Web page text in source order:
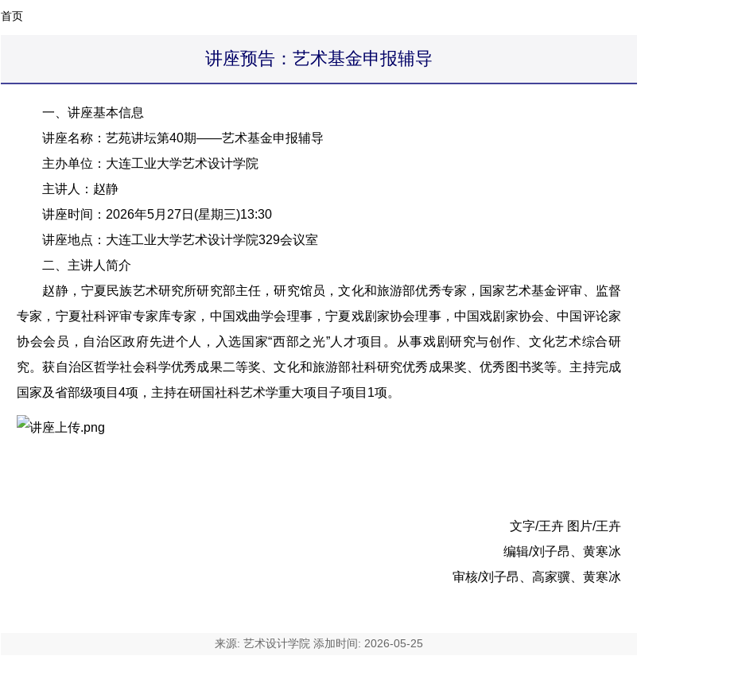
首页
讲座预告：艺术基金申报辅导
一、讲座基本信息
讲座名称：艺苑讲坛第40期——艺术基金申报辅导
主办单位：大连工业大学艺术设计学院
主讲人：赵静
讲座时间：2026年5月27日(星期三)13:30
讲座地点：大连工业大学艺术设计学院329会议室
二、主讲人简介
赵静，宁夏民族艺术研究所研究部主任，研究馆员，文化和旅游部优秀专家，国家艺术基金评审、监督
专家，宁夏社科评审专家库专家，中国戏曲学会理事，宁夏戏剧家协会理事，中国戏剧家协会、中国评论家
协会会员，自治区政府先进个人，入选国家“西部之光”人才项目。从事戏剧研究与创作、文化艺术综合研
究。获自治区哲学社会科学优秀成果二等奖、文化和旅游部社科研究优秀成果奖、优秀图书奖等。主持完成
国家及省部级项目4项，主持在研国社科艺术学重大项目子项目1项。
文字/王卉 图片/王卉
编辑/刘子昂、黄寒冰
审核/刘子昂、高家骥、黄寒冰
来源: 艺术设计学院 添加时间: 2026-05-25